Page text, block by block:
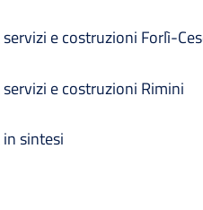
e costruzioni Forlì-
e costruzioni Rimini
sintesi